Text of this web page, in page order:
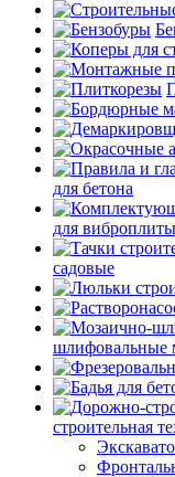
для бетона
для виброплиты
садовые
строительная